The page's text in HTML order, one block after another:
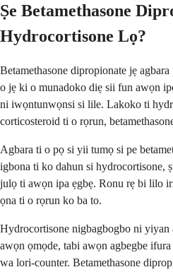
Ṣe Betamethasone
Hydrocortisone Lọ?
Betamethasone dipropionate jẹ
o jẹ ki o munadoko diẹ sii fun awọn
ni iwọntunwọnsi si lile. Lakoko ti
corticosteroid ti o rọrun,
Agbara ti o pọ si yii tumọ si pe
igbona ti ko dahun si hydrocortisone,
julọ ti awọn ipa ẹgbẹ. Ronu rẹ bi lilo
ọna ti o rọrun ko ba to.
Hydrocortisone nigbagbogbo ni
awọn ọmọde, tabi awọn agbegbe
wa lori-counter. Betamethasone